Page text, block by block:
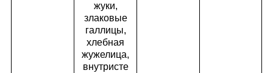
жуки,
злаковые
галлицы,
хлебная
жужелица,
внутристе